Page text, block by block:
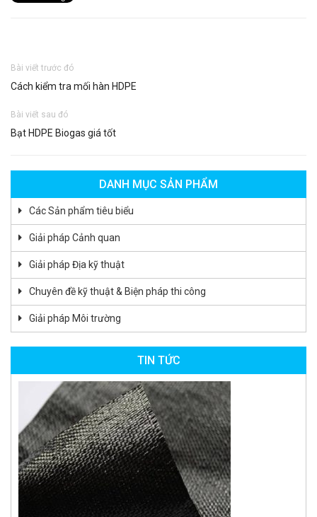
Bài viết trước đó
Cách kiểm tra mối hàn HDPE
Bài viết sau đó
Bạt HDPE Biogas giá tốt
DANH MỤC SẢN PHẨM
Các Sản phẩm tiêu biểu
Giải pháp Cảnh quan
Giải pháp Địa kỹ thuật
Chuyên đề kỹ thuật & Biện pháp thi công
Giải pháp Môi trường
TIN TỨC